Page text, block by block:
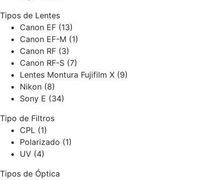
Tipos de Lentes
Canon EF (13)
Canon EF-M (1)
Canon RF (3)
Canon RF-S (7)
Lentes Montura Fujifilm X (9)
Nikon (8)
Sony E (34)
Tipo de Filtros
CPL (1)
Polarizado (1)
UV (4)
Tipos de Óptica